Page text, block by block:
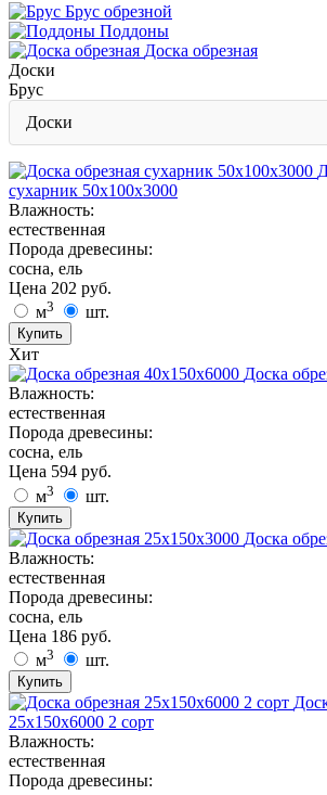
Брус обрезной
Поддоны
Доска обрезная
Доски
Брус
Доски
сухарник 50х100х3000
Влажность:
естественная
Порода древесины:
сосна, ель
Цена 202 руб.
м3 шт.
Купить
Хит
Доска
Влажность:
естественная
Порода древесины:
сосна, ель
Цена 594 руб.
м3 шт.
Купить
Доска
Влажность:
естественная
Порода древесины:
сосна, ель
Цена 186 руб.
м3 шт.
Купить
25х150х6000 2 сорт
Влажность:
естественная
Порода древесины: